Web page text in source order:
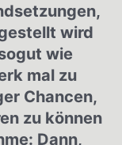
wird
wie
mal zu
Chancen,
zu können
Dann,